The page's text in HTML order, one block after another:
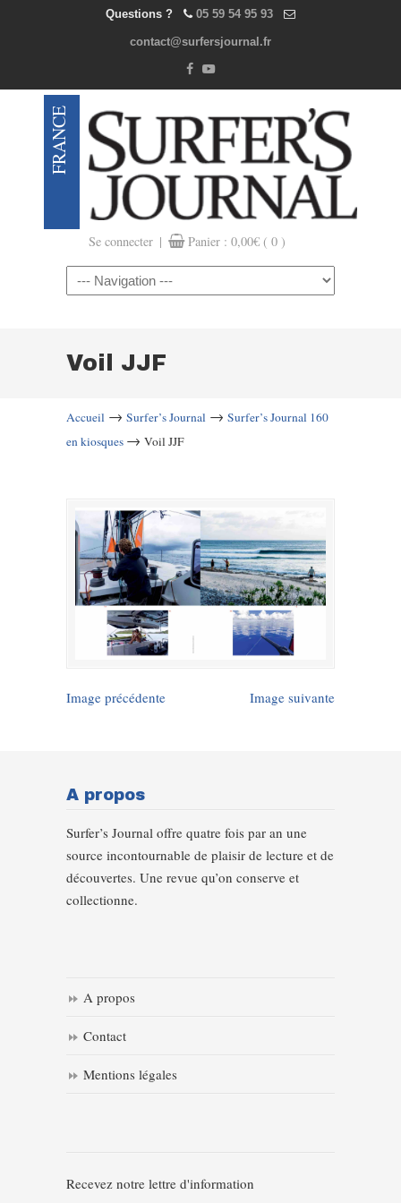
Questions ? 05 59 54 95 93
contact@surfersjournal.fr
Se connecter | Panier : 0,00€ ( 0 )
Navigation
Voil JJF
Accueil → Surfer’s Journal → Surfer’s Journal 160
en kiosques → Voil JJF
Image précédente Image suivante
A propos
Surfer’s Journal offre quatre fois par an une
source incontournable de plaisir de lecture et de
découvertes. Une revue qu’on conserve et
collectionne.
A propos
Contact
Mentions légales
Recevez notre lettre d'information